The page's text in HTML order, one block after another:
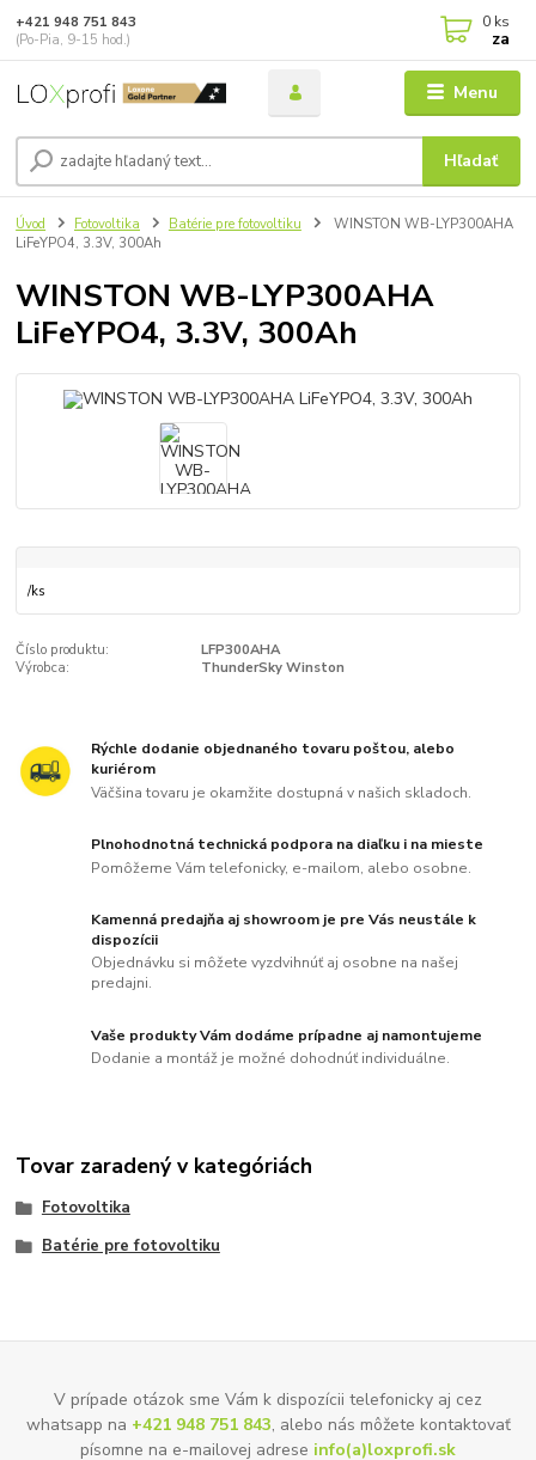
Menu
Hľadať
+421 948 751 843
(Po-Pia, 9-15 hod.)
0 ks
za
Úvod Fotovoltika Batérie pre fotovoltiku
WINSTON WB-LYP300AHA
LiFeYPO4, 3.3V, 300Ah
WINSTON WB-LYP300AHA
LiFeYPO4, 3.3V, 300Ah
/ks
Číslo produktu:
LFP300AHA
Výrobca:
ThunderSky Winston
Rýchle dodanie objednaného tovaru poštou, alebo
kuriérom
Väčšina tovaru je okamžite dostupná v našich skladoch.
Plnohodnotná technická podpora na diaľku i na mieste
Pomôžeme Vám telefonicky, e-mailom, alebo osobne.
Kamenná predajňa aj showroom je pre Vás neustále k
dispozícii
Objednávku si môžete vyzdvihnúť aj osobne na našej
predajni.
Vaše produkty Vám dodáme prípadne aj namontujeme
Dodanie a montáž je možné dohodnúť individuálne.
Tovar zaradený v kategóriách
Fotovoltika
Batérie pre fotovoltiku
V prípade otázok sme Vám k dispozícii telefonicky aj cez
whatsapp na +421 948 751 843, alebo nás môžete kontaktovať
písomne na e-mailovej adrese info(a)loxprofi.sk